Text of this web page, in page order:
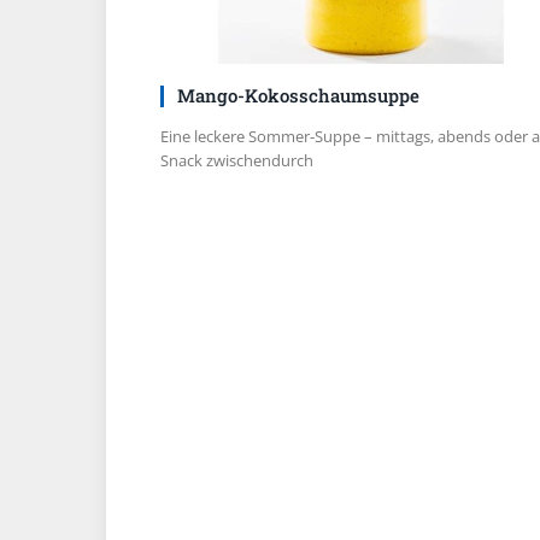
Mango-Kokosschaumsuppe
Eine leckere Sommer-Suppe – mittags, abends oder
Snack zwischendurch